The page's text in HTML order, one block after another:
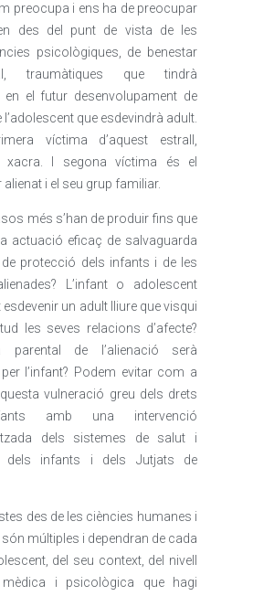
preocupa i ens ha de preocupar
des del punt de vista de les
psicològiques, de benestar
traumàtiques que tindrà
en el futur desenvolupament de
l’adolescent que esdevindrà adult.
víctima d’aquest estrall,
xacra. I segona víctima és el
i el seu grup familiar.
més s’han de produir fins que
actuació eficaç de salvaguarda
protecció dels infants i de les
L’infant o adolescent
esdevenir un adult lliure que visqui
les seves relacions d’afecte?
parental de l’alienació serà
l’infant? Podem evitar com a
vulneració greu dels drets
amb una intervenció
dels sistemes de salut i
dels infants i dels Jutjats de
des de les ciències humanes i
són múltiples i dependran de cada
del seu context, del nivell
mèdica i psicològica que hagi